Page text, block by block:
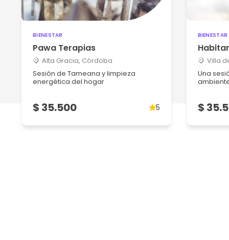
BIENESTAR
Pawa Terapias
Alta Gracia, Córdoba
Sesión de Tameana y limpieza
energética del hogar
$ 35.500 5
BIENESTAR
Villa
Una
$